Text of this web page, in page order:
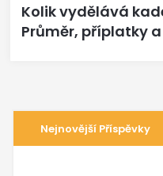
Kolik vydělává
Průměr, příplatky
Nejnovější Příspěvky